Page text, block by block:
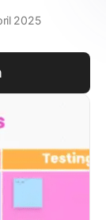
2025